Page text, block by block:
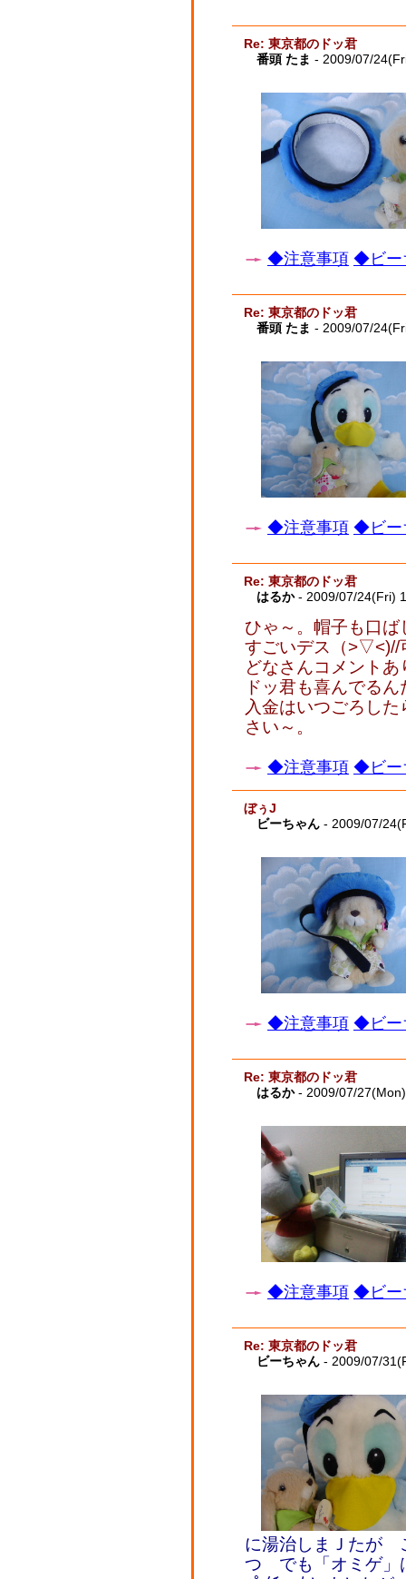
Re: 東京都のドッ君
番頭 たま - 2009/07/
◆注意事項 ◆ビー
Re: 東京都のドッ君
番頭 たま - 2009/07/
◆注意事項 ◆ビー
Re: 東京都のドッ君
はるか- 2009/07/24(Fri)
ひゃ～。帽子も口
すごいデス（>▽<)//
どなさんコメント
ドッ君も喜んでる
入金はいつごろし
さい～。
◆注意事項 ◆ビー
ぼぅJ
ビーちゃん - 2009/07/
◆注意事項 ◆ビー
Re: 東京都のドッ君
はるか- 2009/07/
◆注意事項 ◆ビー
Re: 東京都のドッ君
ビーちゃん - 2009/07/
に湯治しまＪたが
つ でも「オミゲ」